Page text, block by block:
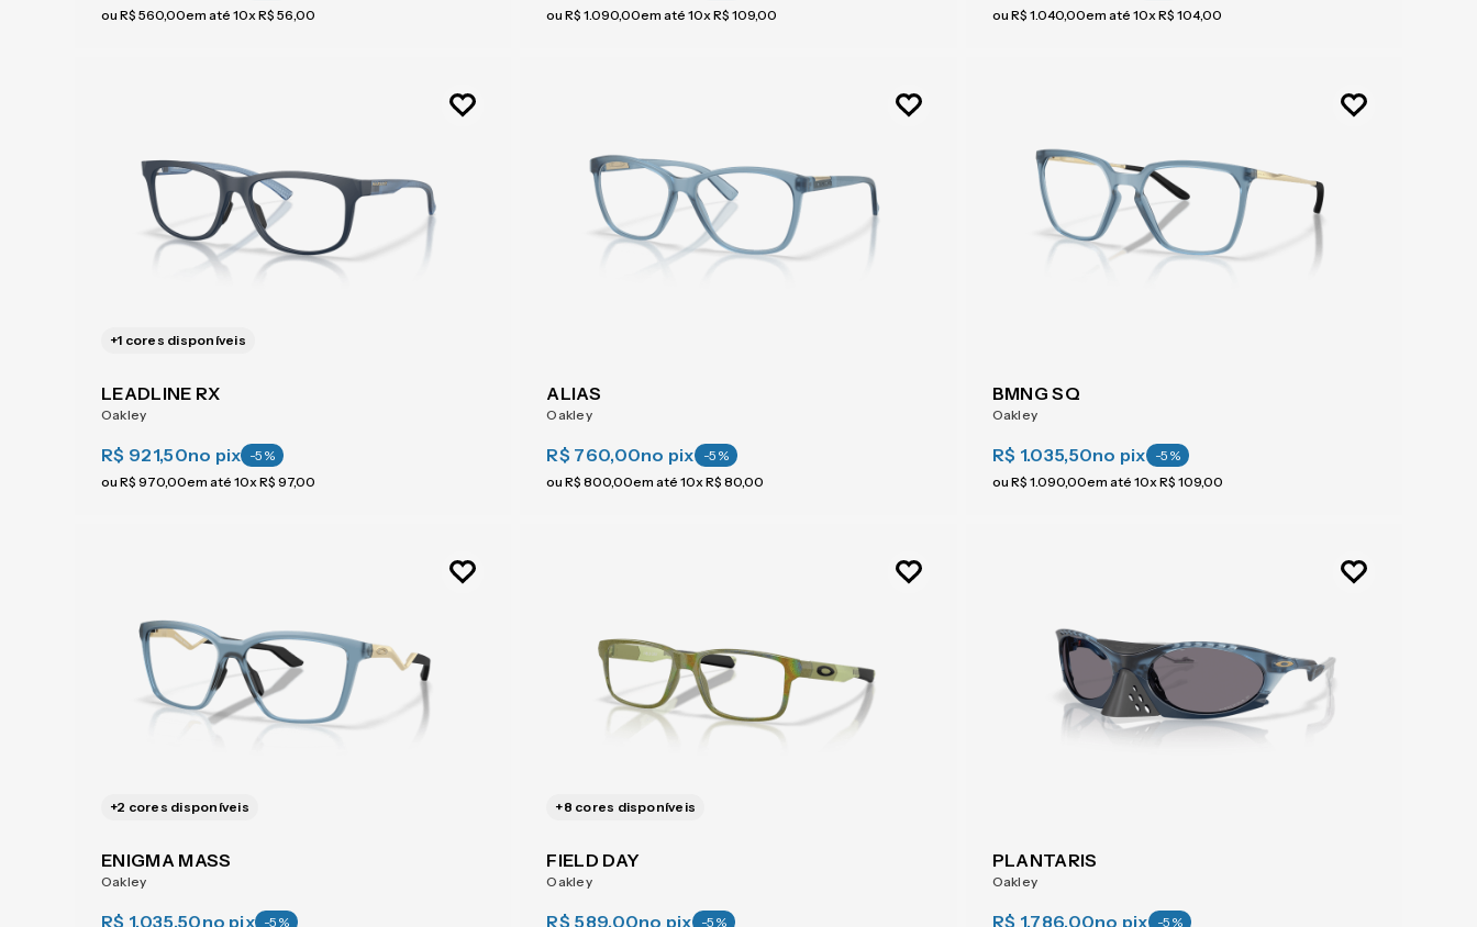
ou R$ 560,00em até 10xR$ 56,00
ouR$ 1.090,00em até10xR$ 109,00
ou R$ 1.040,00em até 10xR$ 104,00
+1 cores disponíveis
LEADLINE RX
Oakley
R$ 921,50no pix -5 %
ou R$ 970,00em até 10xR$ 97,00
ALIAS
Oakley
R$ 760,00no pix -5 %
ouR$ 800,00em até10xR$ 80,00
BMNG SQ
Oakley
R$ 1.035,50no pix -5 %
ou R$ 1.090,00em até 10xR$ 109,00
+2 cores disponíveis
ENIGMA MASS
Oakley
R$ 1.035,50no pix -5 %
+8 cores disponíveis
FIELD DAY
Oakley
R$ 589,00no pix -5 %
PLANTARIS
Oakley
R$ 1.786,00no pix -5 %